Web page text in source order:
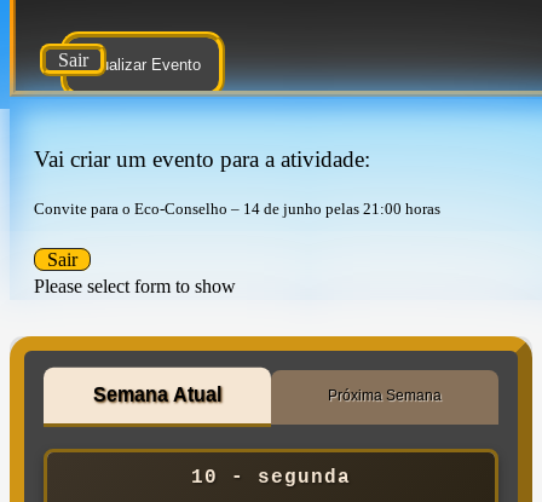
Atualizar Evento
Sair
Vai criar um evento para a atividade:
Convite para o Eco-Conselho – 14 de junho pelas 21:00 horas
Please select form to show
Sair
Semana Atual Próxima Semana
10 - segunda